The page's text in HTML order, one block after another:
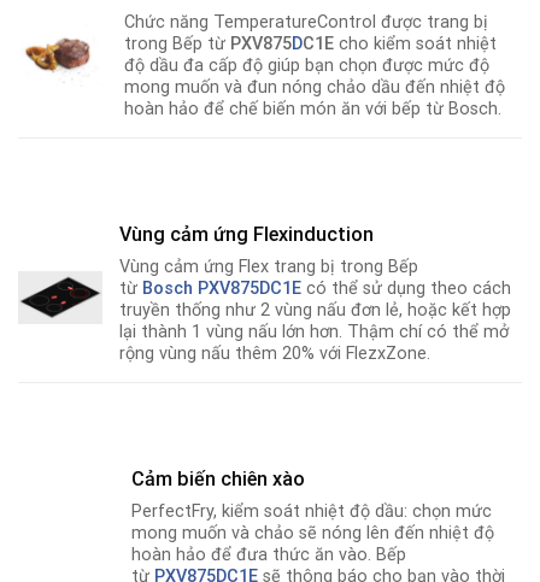
Chức năng TemperatureControl được trang bị
trong Bếp từ PXV875DC1E cho kiểm soát nhiệt
độ dầu đa cấp độ giúp bạn chọn được mức độ
mong muốn và đun nóng chảo dầu đến nhiệt độ
hoàn hảo để chế biến món ăn với bếp từ Bosch.
Vùng cảm ứng Flexinduction
Vùng cảm ứng Flex trang bị trong Bếp
từ Bosch PXV875DC1E có thể sử dụng theo cách
truyền thống như 2 vùng nấu đơn lẻ, hoặc kết hợp
lại thành 1 vùng nấu lớn hơn. Thậm chí có thể mở
rộng vùng nấu thêm 20% với FlezxZone.
Cảm biến chiên xào
PerfectFry, kiểm soát nhiệt độ dầu: chọn mức
mong muốn và chảo sẽ nóng lên đến nhiệt độ
hoàn hảo để đưa thức ăn vào. Bếp
từ PXV875DC1E sẽ thông báo cho bạn vào thời